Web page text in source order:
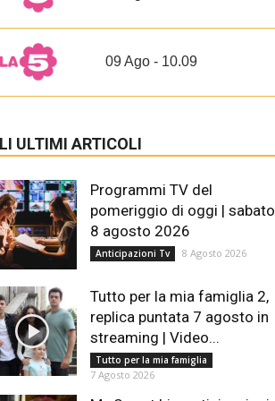
09 Ago - 10.09
ULTIMI ARTICOLI
Programmi TV del
pomeriggio di oggi | sabato
8 agosto 2026
Anticipazioni Tv 8 Agosto 2026
Tutto per la mia famiglia 2,
replica puntata 7 agosto in
streaming | Video...
Tutto per la mia famiglia
7 Agosto 2026